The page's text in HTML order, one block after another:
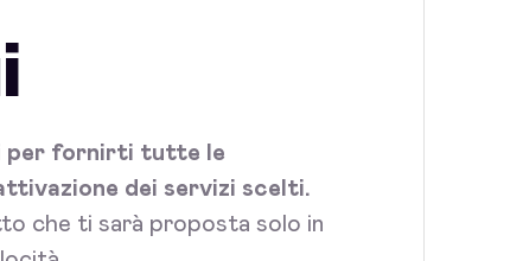
per fornirti tutte le
dei servizi scelti.
che ti sarà proposta solo in